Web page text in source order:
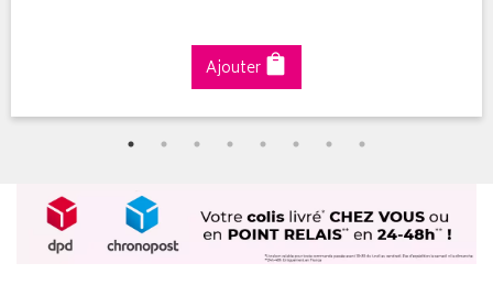
Ajouter